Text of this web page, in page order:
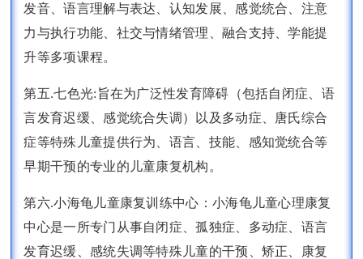
发音、语言理解与表达、认知发展、感觉统合、注意
力与执行功能、社交与情绪管理、融合支持、学能提
升等多项课程。
第五.七色光:旨在为广泛性发育障碍（包括自闭症、语
言发育迟缓、感觉统合失调）以及多动症、唐氏综合
症等特殊儿童提供行为、语言、技能、感知觉统合等
早期干预的专业的儿童康复机构。
第六.小海龟儿童康复训练中心：小海龟儿童心理康复
中心是一所专门从事自闭症、孤独症、多动症、语言
发育迟缓、感统失调等特殊儿童的干预、矫正、康复